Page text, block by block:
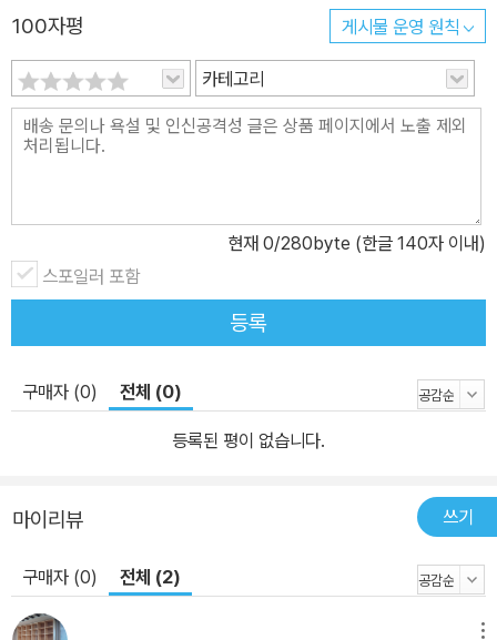
100자평 게시물 운영 원칙
카테고리
현재 0/280byte (한글 140자 이내)
스포일러 포함
등록
구매자 (0) 전체 (0)
등록된 평이 없습니다.
마이리뷰 쓰기
구매자 (0) 전체 (2)